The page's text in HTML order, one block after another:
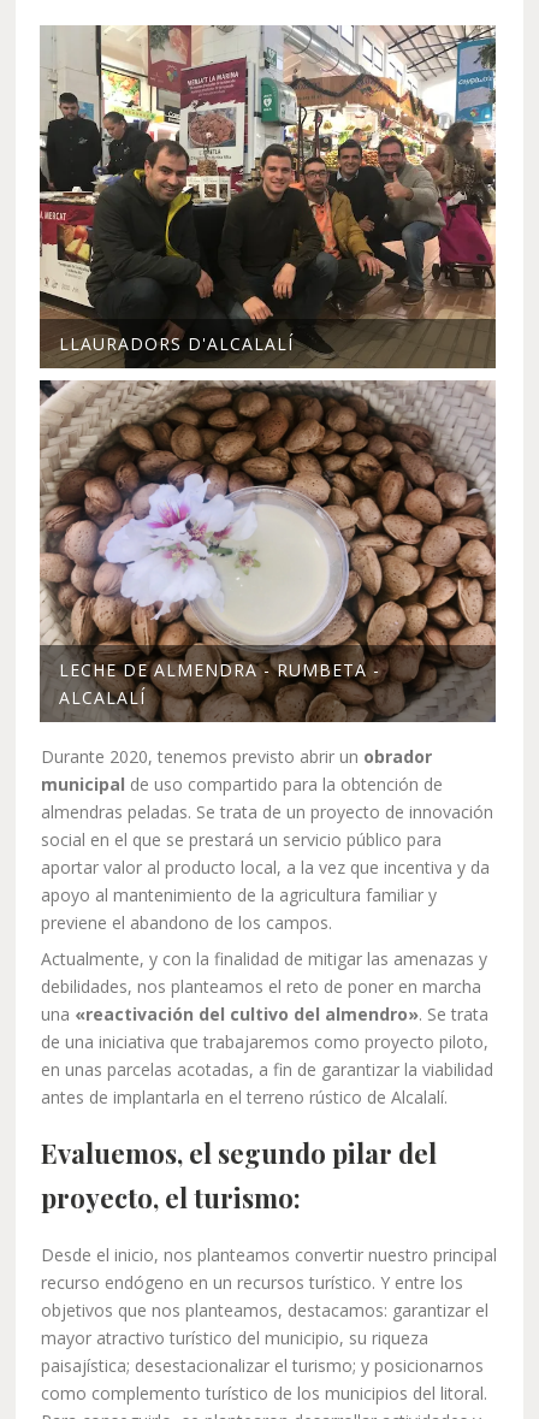
LLAURADORS D'ALCALALÍ
LECHE DE ALMENDRA - RUMBETA -
ALCALALÍ
Durante 2020, tenemos previsto abrir un obrador
municipal de uso compartido para la obtención de
almendras peladas. Se trata de un proyecto de innovación
social en el que se prestará un servicio público para
aportar valor al producto local, a la vez que incentiva y da
apoyo al mantenimiento de la agricultura familiar y
previene el abandono de los campos.
Actualmente, y con la finalidad de mitigar las amenazas y
debilidades, nos planteamos el reto de poner en marcha
una «reactivación del cultivo del almendro». Se trata
de una iniciativa que trabajaremos como proyecto piloto,
en unas parcelas acotadas, a fin de garantizar la viabilidad
antes de implantarla en el terreno rústico de Alcalalí.
Evaluemos, el segundo pilar del
proyecto, el turismo:
Desde el inicio, nos planteamos convertir nuestro principal
recurso endógeno en un recursos turístico. Y entre los
objetivos que nos planteamos, destacamos: garantizar el
mayor atractivo turístico del municipio, su riqueza
paisajística; desestacionalizar el turismo; y posicionarnos
como complemento turístico de los municipios del litoral.